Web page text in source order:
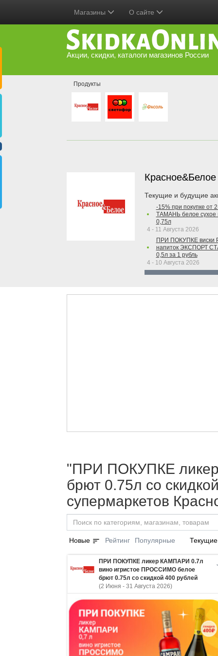
Магазины О сайте
Акции, скидки, каталоги магазинов России
Продукты
Текущие и будущие
-15% при покупке от
ТАМАНЬ белое сухое
0,75л
4 - 11 Августа 2026
ПРИ ПОКУПКЕ виски
напиток ЭКСПОРТ
0,5л за 1 рубль
4 - 10 Августа 2026
"ПРИ ПОКУПКЕ
брют 0.75л со
супермаркетов
Новые sort Рейтинг Популярные Текущие
ПРИ ПОКУПКЕ ликер КАМПАРИ 0.7л
вино игристое ПРОССИМО белое
брют 0.75л со скидкой 400 рублей
(2 Июня - 31 Августа 2026)